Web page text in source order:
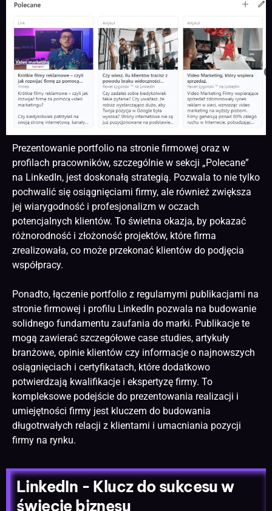
Prezentowanie portfolio na stronie firmowej oraz w
profilach pracowników, szczególnie w sekcji „Polecane”
na LinkedIn, jest doskonałą strategią. Pozwala to nie tylko
pochwalić się osiągnięciami firmy, ale również zwiększa
jej wiarygodność i profesjonalizm w oczach
potencjalnych klientów. To świetna okazja, by pokazać
różnorodność i złożoność projektów, które firma
zrealizowała, co może przekonać klientów do podjęcia
współpracy.
Ponadto, łączenie portfolio z regularnymi publikacjami na
stronie firmowej i profilu LinkedIn pozwala na budowanie
solidnego fundamentu zaufania do marki. Publikacje te
mogą zawierać szczegółowe case studies, artykuły
branżowe, opinie klientów czy informacje o najnowszych
osiągnięciach i certyfikatach, które dodatkowo
potwierdzają kwalifikacje i ekspertyzę firmy. To
kompleksowe podejście do prezentowania realizacji i
umiejętności firmy jest kluczem do budowania
długotrwałych relacji z klientami i umacniania pozycji
firmy na rynku.
LinkedIn - Klucz do sukcesu w
świecie biznesu